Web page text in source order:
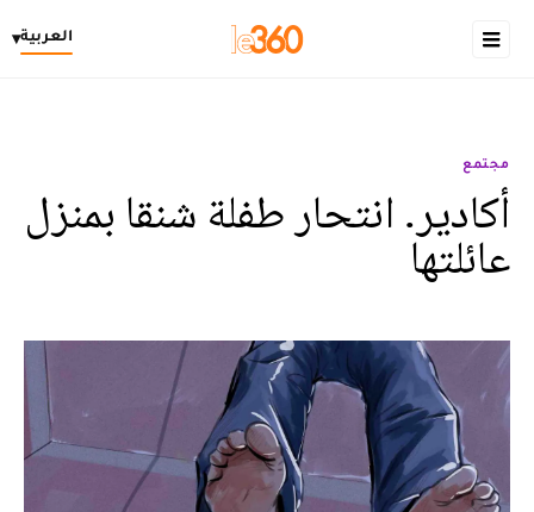
العربية▾
مجتمع
أكادير. انتحار طفلة شنقا بمنزل
عائلتها